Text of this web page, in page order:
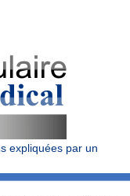
expliquées par un